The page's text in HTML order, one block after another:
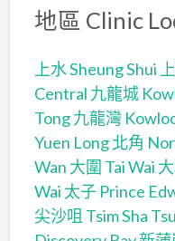
地區 Clinic
上水 Sheung Shui
Central 九龍城
Tong九龍灣
Yuen Long北角
Wan 大圍 Tai Wai
Wai 太子 Prince
尖沙咀 Tsim Sha